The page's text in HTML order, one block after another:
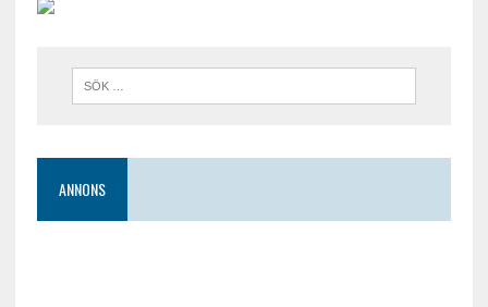
ANNONS